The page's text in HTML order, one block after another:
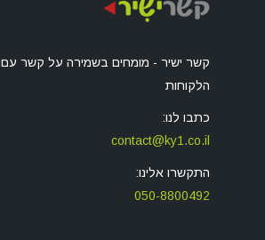
קשר ישיר - מומחים בשמירה על קשר עם
הלקוחות
כתבו לנו:
contact@ky1.co.il
התקשרו אלינו:
050-8800492